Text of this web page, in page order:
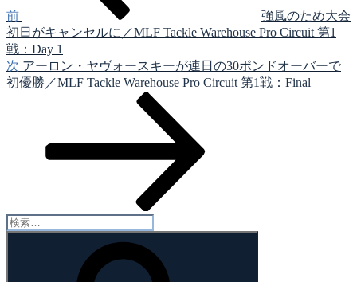
ゲ
ー
シ
ョ
前
強風のため大会
初日がキャンセルに／MLF Tackle Warehouse Pro Circuit 第1
戦：Day 1
次
の
次 アーロン・ヤヴォースキーが連日の30ポンドオーバーで
初優勝／MLF Tackle Warehouse Pro Circuit 第1戦：Final
検